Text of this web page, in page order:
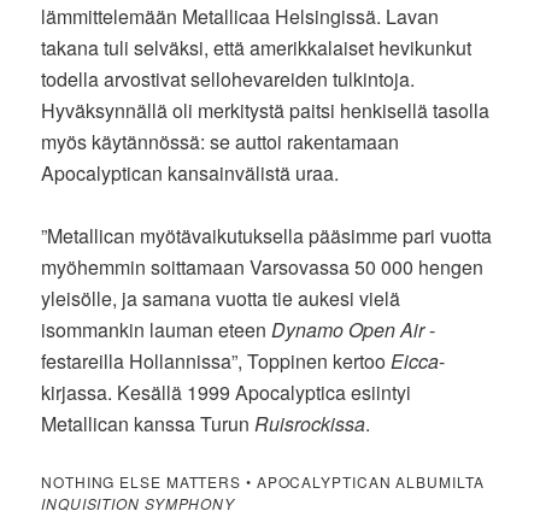
lämmittelemään Metallicaa Helsingissä. Lavan
takana tuli selväksi, että amerikkalaiset hevikunkut
todella arvostivat sellohevareiden tulkintoja.
Hyväksynnällä oli merkitystä paitsi henkisellä tasolla
myös käytännössä: se auttoi rakentamaan
Apocalyptican kansainvälistä uraa.
”Metallican myötävaikutuksella pääsimme pari vuotta
myöhemmin soittamaan Varsovassa 50 000 hengen
yleisölle, ja samana vuotta tie aukesi vielä
isommankin lauman eteen Dynamo Open Air-
festareilla Hollannissa”, Toppinen kertoo Eicca-
kirjassa. Kesällä 1999 Apocalyptica esiintyi
Metallican kanssa Turun Ruisrockissa.
NOTHING ELSE MATTERS • APOCALYPTICAN ALBUMILTA
INQUISITION SYMPHONY